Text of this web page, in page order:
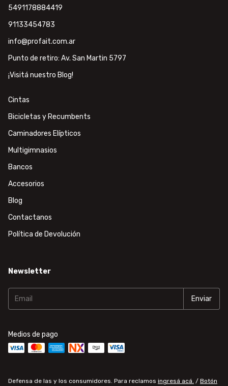
5491178884419
91133454783
info@profait.com.ar
Punto de retiro: Av. San Martin 5797
¡Visitá nuestro Blog!
Cintas
Bicicletas y Recumbents
Caminadores Elípticos
Multigimnasios
Bancos
Accesorios
Blog
Contactanos
Política de Devolución
Newsletter
Medios de pago
Defensa de las y los consumidores. Para reclamos ingresá acá. / Botón